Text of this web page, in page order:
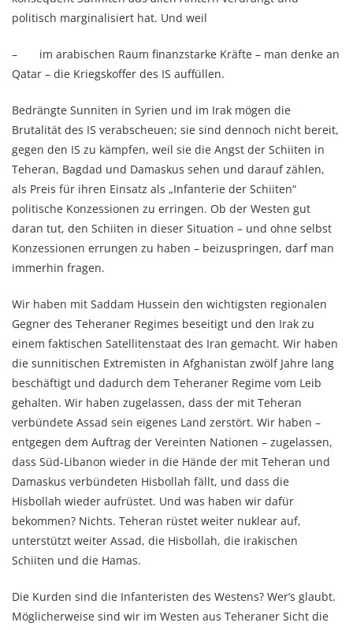
politisch marginalisiert hat. Und weil
– im arabischen Raum finanzstarke Kräfte – man denke an
Qatar – die Kriegskoffer des IS auffüllen.
Bedrängte Sunniten in Syrien und im Irak mögen die
Brutalität des IS verabscheuen; sie sind dennoch nicht bereit,
gegen den IS zu kämpfen, weil sie die Angst der Schiiten in
Teheran, Bagdad und Damaskus sehen und darauf zählen,
als Preis für ihren Einsatz als „Infanterie der Schiiten“
politische Konzessionen zu erringen. Ob der Westen gut
daran tut, den Schiiten in dieser Situation – und ohne selbst
Konzessionen errungen zu haben – beizuspringen, darf man
immerhin fragen.
Wir haben mit Saddam Hussein den wichtigsten regionalen
Gegner des Teheraner Regimes beseitigt und den Irak zu
einem faktischen Satellitenstaat des Iran gemacht. Wir haben
die sunnitischen Extremisten in Afghanistan zwölf Jahre lang
beschäftigt und dadurch dem Teheraner Regime vom Leib
gehalten. Wir haben zugelassen, dass der mit Teheran
verbündete Assad sein eigenes Land zerstört. Wir haben –
entgegen dem Auftrag der Vereinten Nationen – zugelassen,
dass Süd-Libanon wieder in die Hände der mit Teheran und
Damaskus verbündeten Hisbollah fällt, und dass die
Hisbollah wieder aufrüstet. Und was haben wir dafür
bekommen? Nichts. Teheran rüstet weiter nuklear auf,
unterstützt weiter Assad, die Hisbollah, die irakischen
Schiiten und die Hamas.
Die Kurden sind die Infanteristen des Westens? Wer’s glaubt.
Möglicherweise sind wir im Westen aus Teheraner Sicht die